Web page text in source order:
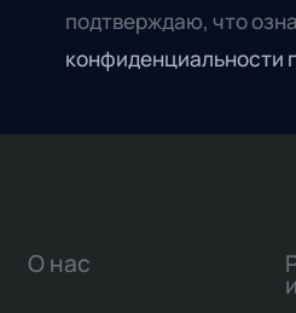
подтверждаю, что
конфиденциальности
О нас